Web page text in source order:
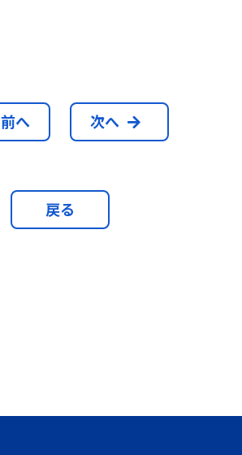
前へ 次へ
戻る